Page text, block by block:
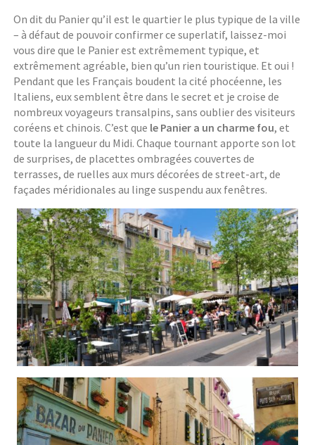
On dit du Panier qu’il est le quartier le plus typique de la ville
– à défaut de pouvoir confirmer ce superlatif, laissez-moi
vous dire que le Panier est extrêmement typique, et
extrêmement agréable, bien qu’un rien touristique. Et oui !
Pendant que les Français boudent la cité phocéenne, les
Italiens, eux semblent être dans le secret et je croise de
nombreux voyageurs transalpins, sans oublier des visiteurs
coréens et chinois. C’est que le Panier a un charme fou, et
toute la langueur du Midi. Chaque tournant apporte son lot
de surprises, de placettes ombragées couvertes de
terrasses, de ruelles aux murs décorées de street-art, de
façades méridionales au linge suspendu aux fenêtres.